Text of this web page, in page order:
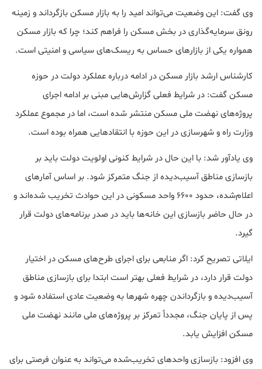
وی گفت: این وضعیت می‌تواند امید را به بازار مسکن بازگرداند و زمینه
رونق سرمایه‌گذاری در بخش مسکن را فراهم کند؛ چرا که بازار مسکن
همواره یکی از بازارهای حساس به ریسک‌های سیاسی و امنیتی است.
کارشناس ارشد بازار مسکن در ادامه درباره عملکرد دولت در حوزه
مسکن گفت: در شرایط فعلی گزارش‌هایی مبنی بر ادامه اجرای
پروژه‌های نهضت ملی مسکن منتشر شده است، اما در مجموع عملکرد
وزارت راه و شهرسازی در این حوزه با انتقادهایی همراه بوده است.
وی یادآور شد: با این حال در شرایط کنونی اولویت دولت باید بر
بازسازی مناطق آسیب‌دیده از جنگ متمرکز شود. بر اساس آمارهای
اعلام‌شده، حدود ۶۶۰۰ واحد مسکونی در این حوادث تخریب شده‌اند و
در حال حاضر بازسازی این خانه‌ها باید در صدر برنامه‌های دولت قرار
گیرد.
ایلاتی تصریح کرد: اگر منابعی برای اجرای طرح‌های مسکن در اختیار
دولت قرار دارد، در شرایط فعلی بهتر است ابتدا برای بازسازی مناطق
آسیب‌دیده و بازگرداندن چهره شهرها به وضعیت عادی استفاده شود و
پس از پایان جنگ، مجدداً تمرکز بر پروژه‌های ملی مانند نهضت ملی
مسکن افزایش یابد.
وی افزود: بازسازی واحدهای تخریب‌شده می‌تواند به عنوان فرصتی برای